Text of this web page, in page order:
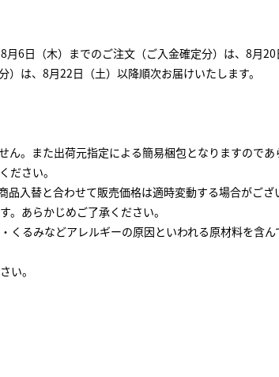
6日（木）までのご注文（ご入金確定分）は、8月20
は、8月22日（土）以降順次お届けいたします。
。また出荷元指定による簡易梱包となりますのであ
ださい。
入替と合わせて販売価格は適時変動する場合がござ
あらかじめご了承ください。
るみなどアレルギーの原因といわれる原材料を含
い。